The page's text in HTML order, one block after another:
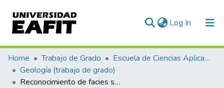
Log In (current)
Communities & Collections
All of DSpace
Home Trabajo de Grado
Escuela de Ciencias Aplicadas e Ingeniería
Geología (trabajo de grado)
Reconocimiento de facies sedimentarias e intervalos ricos en materia orgánica en la Cuenca del Putumayo a partir de la interpretación de registros de pozos